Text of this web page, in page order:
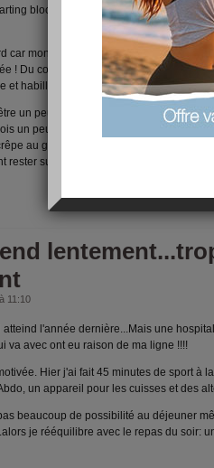
blocks... Le moral est bon donc le
car mon cher et tendre avait éteind mon
! Du coups, petit déj express (un café et
et habillage rapide et zou,...me voilà déjà
un peu calorique car mon cher et
un peu chic de mon quartier)...Mais ce
au gruyère avec salade verte et une
rester sur l'estomac mais c'était light.
(2)
11:10
l'année dernière...Mais une
va avec ont eu raison de ma ligne !!!!
Hier j'ai fait 45 minutes de sport à
un appareil pour les cuisses et des
beaucoup de possibilité au déjeuner
je rééquilibre avec le repas du soir: